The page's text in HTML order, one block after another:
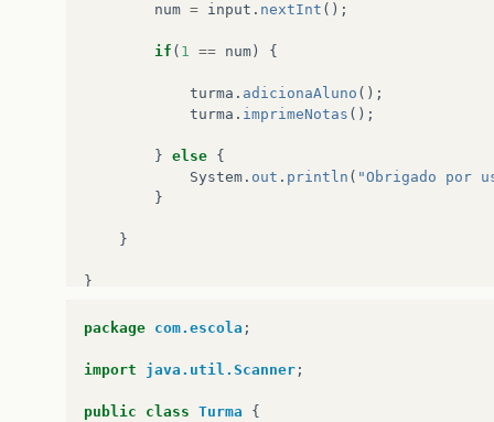
num = input . nextInt ();
if ( 1 == num ) {
turma . adicionaAluno ();
turma . imprimeNotas ();
} else {
System . out . println ( "Obrigado por
}
}
}
package com.escola ;
import java.util.Scanner ;
public class Turma {